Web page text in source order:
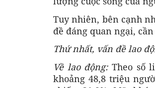
Tuy nhiên, bên cạnh
đề đáng quan ngại,
Thứ nhất, vấn đề lao
Về lao động:Theo số
khoảng 48,8 triệu